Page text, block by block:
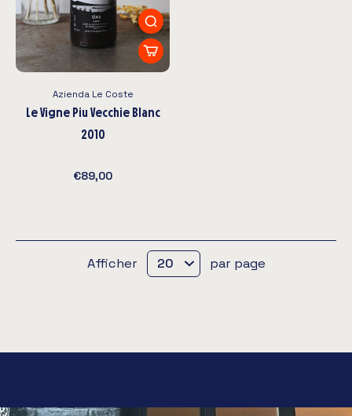
Azienda Le Coste
Le Vigne Piu Vecchie Blanc
2010
€89,00
Afficher par page